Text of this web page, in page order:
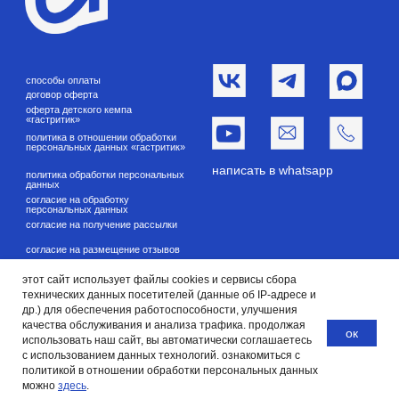
этот сайт использует файлы cookies и сервисы сбора
технических данных посетителей (данные об IP-адресе и
др.) для обеспечения работоспособности, улучшения
качества обслуживания и анализа трафика. продолжая
использовать наш сайт, вы автоматически соглашаетесь
с использованием данных технологий. ознакомиться с
политикой в отношении обработки персональных данных
можно здесь.
ок